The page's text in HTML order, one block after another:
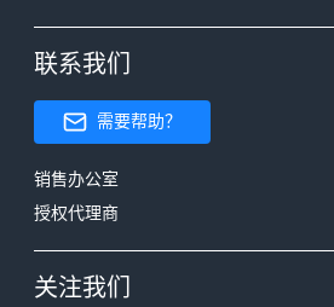
联系我们
需要帮助？
销售办公室
授权代理商
关注我们